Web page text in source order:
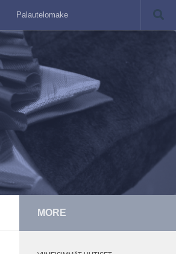
Palautelomake
MORE